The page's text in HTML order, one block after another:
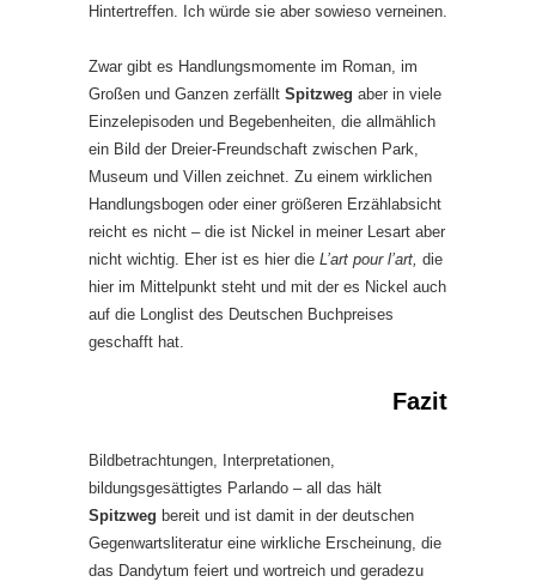
Hintertreffen. Ich würde sie aber sowieso verneinen.
Zwar gibt es Handlungsmomente im Roman, im
Großen und Ganzen zerfällt Spitzweg aber in viele
Einzelepisoden und Begebenheiten, die allmählich
ein Bild der Dreier-Freundschaft zwischen Park,
Museum und Villen zeichnet. Zu einem wirklichen
Handlungsbogen oder einer größeren Erzählabsicht
reicht es nicht – die ist Nickel in meiner Lesart aber
nicht wichtig. Eher ist es hier die L’art pour l’art, die
hier im Mittelpunkt steht und mit der es Nickel auch
auf die Longlist des Deutschen Buchpreises
geschafft hat.
Fazit
Bildbetrachtungen, Interpretationen,
bildungsgesättigtes Parlando – all das hält
Spitzweg bereit und ist damit in der deutschen
Gegenwartsliteratur eine wirkliche Erscheinung, die
das Dandytum feiert und wortreich und geradezu